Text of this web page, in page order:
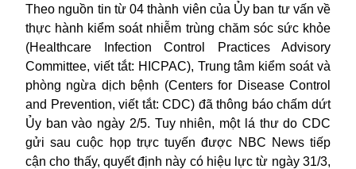
Theo nguồn tin từ 04 thành viên của Ủy ban tư vấn về
thực hành kiểm soát nhiễm trùng chăm sóc sức khỏe
(Healthcare Infection Control Practices Advisory
Committee, viết tắt: HICPAC), Trung tâm kiểm soát và
phòng ngừa dịch bệnh (Centers for Disease Control
and Prevention, viết tắt: CDC) đã thông báo chấm dứt
Ủy ban vào ngày 2/5. Tuy nhiên, một lá thư do CDC
gửi sau cuộc họp trực tuyến được NBC News tiếp
cận cho thấy, quyết định này có hiệu lực từ ngày 31/3,